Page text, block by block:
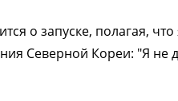
о запуске, полагая,
Северной Кореи: "Я не